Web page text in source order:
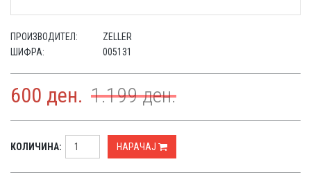
ПРОИЗВОДИТЕЛ:
ZELLER
ШИФРА:
005131
600 ден. 1.199ден.
КОЛИЧИНА: НАРАЧАЈ